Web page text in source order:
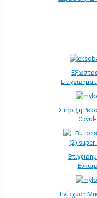
Στήριξη
Covid-
Ενίσχυση